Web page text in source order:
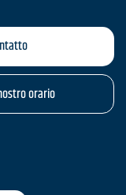
orario